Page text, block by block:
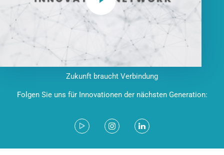
Zukunft braucht Verbindung
Folgen Sie uns für Innovationen der nächsten Generation: